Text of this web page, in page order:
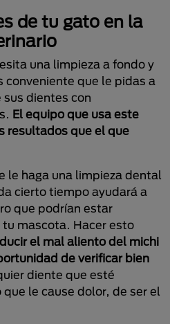
de tu gato en la
una limpieza a fondo y
conveniente que le pidas a
dientes con
El equipo que usa este
resultados que el que
le haga una limpieza dental
cierto tiempo ayudará a
que podrían estar
mascota. Hacer esto
el mal aliento del michi
de verificar bien
diente que esté
le cause dolor, de ser el